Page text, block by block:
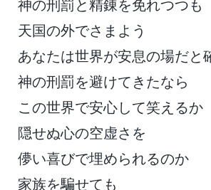
神の刑罰と精錬を免れつつも
天国の外でさまよう
あなたは世界が安息の場だと
神の刑罰を避けてきたなら
この世界で安心して笑えるか
隠せぬ心の空虚さを
儚い喜びで埋められるのか
家族を騙せても